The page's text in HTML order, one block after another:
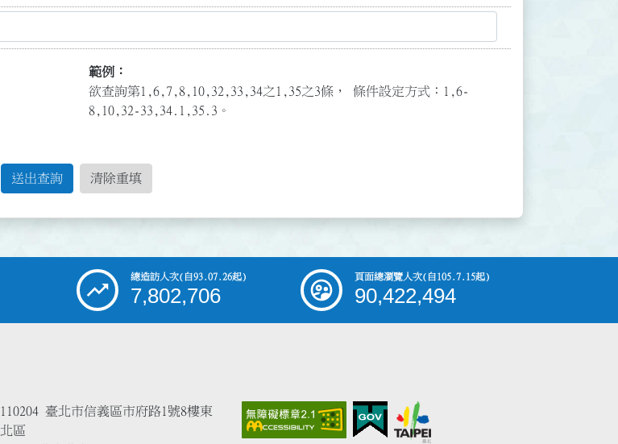
範例：
欲查詢第1,6,7,8,10,32,33,34之1,35之3條， 條件設定方式：1,6-
8,10,32-33,34.1,35.3。
送出查詢 清除重填
總造訪人次(自93.07.26起)
7,802,706
頁面總瀏覽人次(自105.7.15起)
90,422,494
110204 臺北市信義區市府路1號8樓東
北區